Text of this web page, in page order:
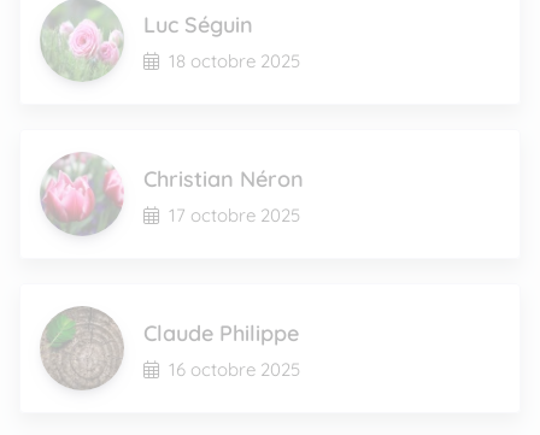
Luc Séguin
18 octobre 2025
Christian Néron
17 octobre 2025
Claude Philippe
16 octobre 2025